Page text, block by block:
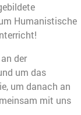
Humanistische
der
um das
um danach an
mit uns